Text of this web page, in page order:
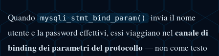
Quando mysqli_stmt_bind_param() invia il nome
utente e la password effettivi, essi viaggiano nel canale di
binding dei parametri del protocollo— non come testo